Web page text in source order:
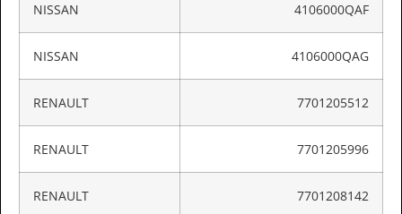
NISSAN 4106000QAF
NISSAN 4106000QAG
RENAULT 7701205512
RENAULT 7701205996
RENAULT 7701208142